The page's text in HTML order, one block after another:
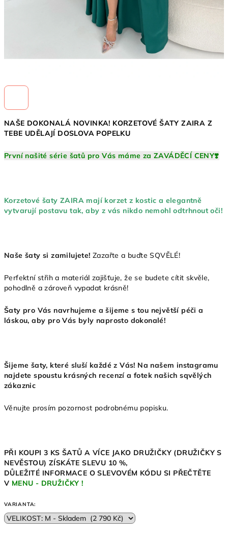
NAŠE DOKONALÁ NOVINKA! KORZETOVÉ ŠATY ZAIRA Z
TEBE UDĚLAJÍ DOSLOVA POPELKU
První našité série šatů pro Vás máme za ZAVÁDĚCÍ CENY❣️
Korzetové šaty ZAIRA mají korzet z kostic a elegantně
vytvarují postavu tak, aby z vás nikdo nemohl odtrhnout oči!
Naše šaty si zamilujete! Zazařte a buďte SQVĚLÉ!
Perfektní střih a materiál zajišťuje, že se budete cítit skvěle,
pohodlně a zároveň vypadat krásně!
Šaty pro Vás navrhujeme a šijeme s tou největší péči a
láskou, aby pro Vás byly naprosto dokonalé!
Šijeme šaty, které sluší každé z Vás! Na našem instagramu
najdete spoustu krásných recenzí a fotek našich sqvělých
zákaznic
Věnujte prosím pozornost podrobnému popisku.
PŘI KOUPI 3 KS ŠATŮ A VÍCE JAKO DRUŽIČKY (DRUŽIČKY S
NEVĚSTOU) ZÍSKÁTE SLEVU 10 %,
DŮLEŽITÉ INFORMACE O SLEVOVÉM KÓDU SI PŘEČTĚTE
V MENU - DRUŽIČKY !
VARIANTA: